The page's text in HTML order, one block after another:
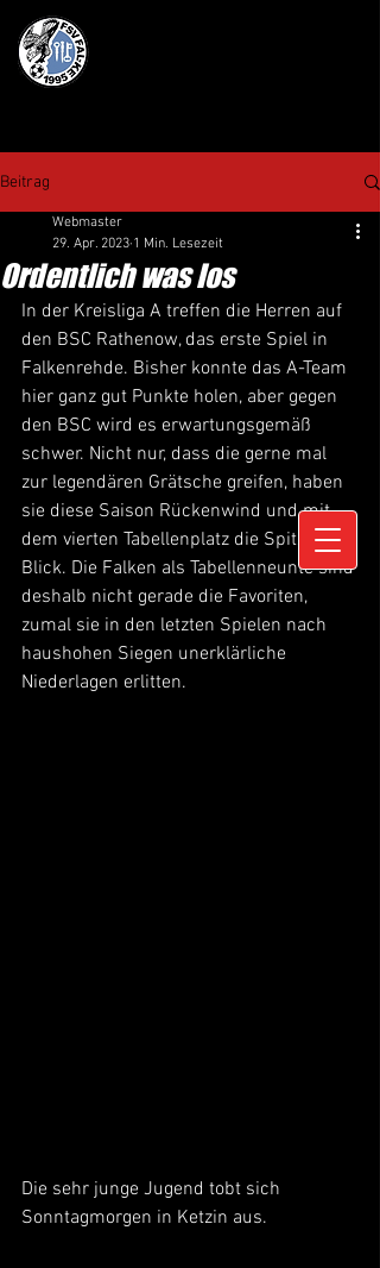
Beitrag
Ordentlich was los
Webmaster
29. Apr. 2023 1 Min. Lesezeit
In der Kreisliga A treffen die Herren auf
den BSC Rathenow, das erste Spiel in
Falkenrehde. Bisher konnte das A-Team
hier ganz gut Punkte holen, aber gegen
den BSC wird es erwartungsgemäß
schwer. Nicht nur, dass die gerne mal
zur legendären Grätsche greifen, haben
sie diese Saison Rückenwind und mit
dem vierten Tabellenplatz die Spitze im
Blick. Die Falken als Tabellenneunte sind
deshalb nicht gerade die Favoriten,
zumal sie in den letzten Spielen nach
haushohen Siegen unerklärliche
Niederlagen erlitten.
Die sehr junge Jugend tobt sich
Sonntagmorgen in Ketzin aus.